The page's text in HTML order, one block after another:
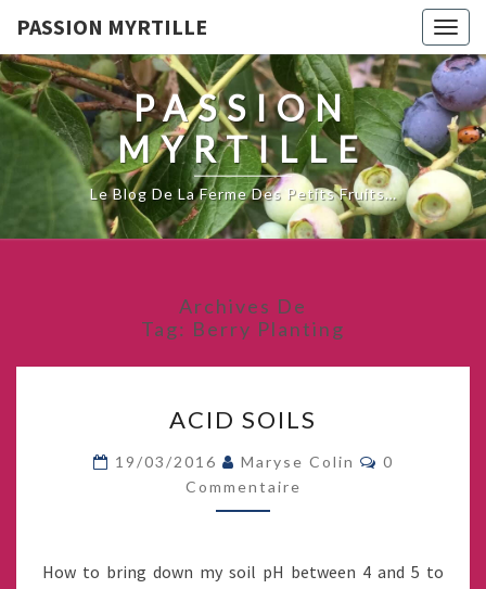
PASSION MYRTILLE
PASSION
MYRTILLE
Le Blog De La Ferme Des Petits Fruits…
Archives De
Tag: Berry Planting
SOILS
ACID SOILS
19/03/2016 Maryse Colin
0
Commentaire
How to bring down my soil pH between 4 and 5 to